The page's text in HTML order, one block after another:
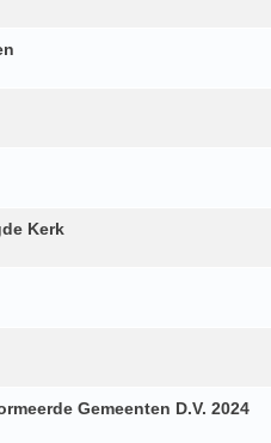
Kerk
Gemeenten D.V. 2024